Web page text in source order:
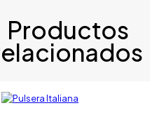
Productos